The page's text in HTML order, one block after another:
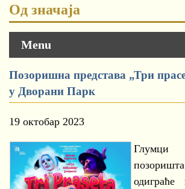
Од значаја
Menu
Позоришна представа „Три
у Дворани Парк
19 октобар 2023
одиграће